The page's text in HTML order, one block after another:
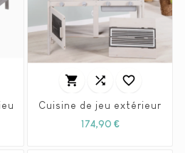
Cuisine en bois extérieure avec
  
Cuisine de jeu extérieure
174,90 €Prix